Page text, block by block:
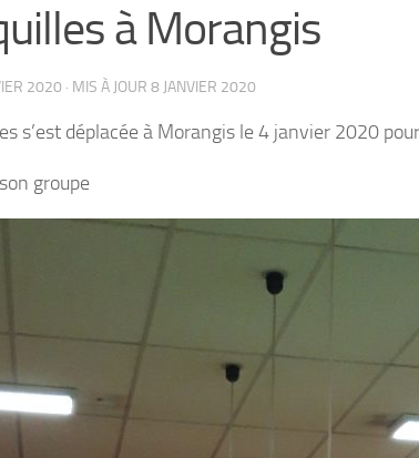
à Morangis
2020 · MIS À JOUR 8 JANVIER 2020
s’est déplacée à Morangis le 4 janvier 2020
groupe